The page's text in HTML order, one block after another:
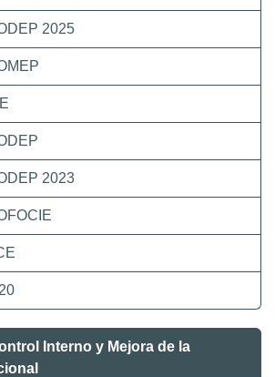
2025
2023
Interno y Mejora de la